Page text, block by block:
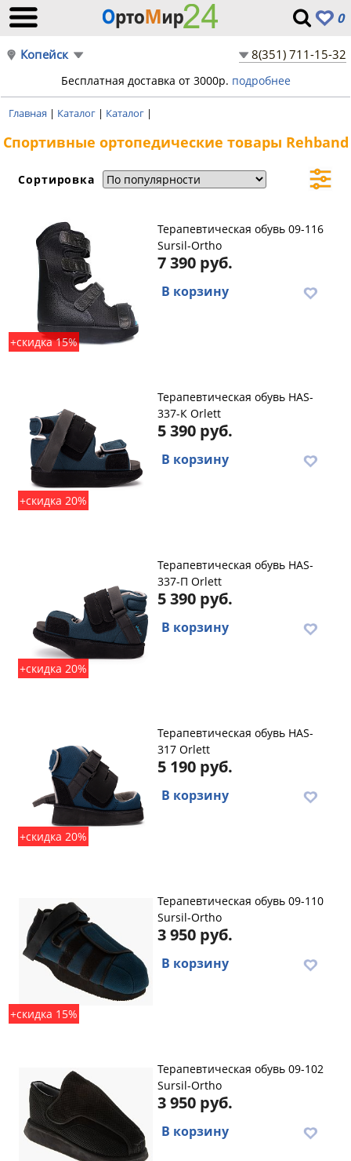
0
Копейск 8(351) 711-15-32
Бесплатная доставка от 3000р. подробнее
Главная | Каталог | Каталог |
Спортивные ортопедические товары Rehband
Сортировка
+скидка 15%
Терапевтическая обувь 09-116
Sursil-Ortho
7 390 руб.
В корзину
+скидка 20%
Терапевтическая обувь HAS-
337-К Orlett
5 390 руб.
В корзину
+скидка 20%
Терапевтическая обувь HAS-
337-П Orlett
5 390 руб.
В корзину
+скидка 20%
Терапевтическая обувь HAS-
317 Orlett
5 190 руб.
В корзину
+скидка 15%
Терапевтическая обувь 09-110
Sursil-Ortho
3 950 руб.
В корзину
Терапевтическая обувь 09-102
Sursil-Ortho
3 950 руб.
В корзину